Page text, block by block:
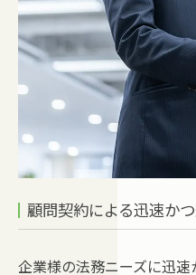
顧問契約による迅速か
企業様の法務ニーズに迅